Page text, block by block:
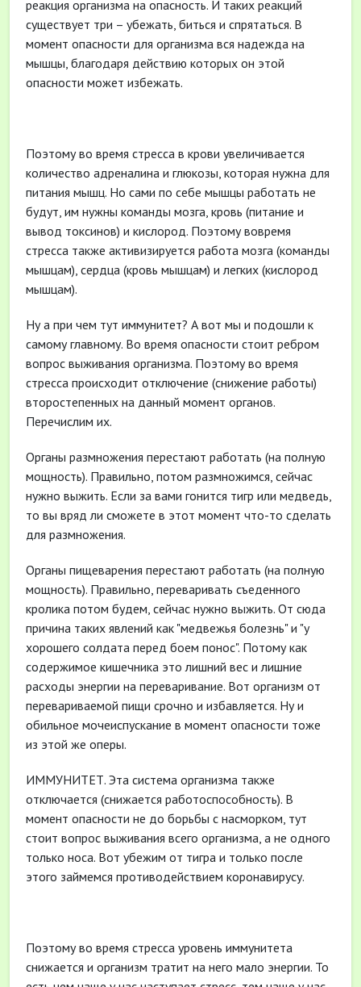
реакция организма на опасность. И таких реакций
существует три – убежать, биться и спрятаться. В
момент опасности для организма вся надежда на
мышцы, благодаря действию которых он этой
опасности может избежать.
Поэтому во время стресса в крови увеличивается
количество адреналина и глюкозы, которая нужна для
питания мышц. Но сами по себе мышцы работать не
будут, им нужны команды мозга, кровь (питание и
вывод токсинов) и кислород. Поэтому вовремя
стресса также активизируется работа мозга (команды
мышцам), сердца (кровь мышцам) и легких (кислород
мышцам).
Ну а при чем тут иммунитет? А вот мы и подошли к
самому главному. Во время опасности стоит ребром
вопрос выживания организма. Поэтому во время
стресса происходит отключение (снижение работы)
второстепенных на данный момент органов.
Перечислим их.
Органы размножения перестают работать (на полную
мощность). Правильно, потом размножимся, сейчас
нужно выжить. Если за вами гонится тигр или медведь,
то вы вряд ли сможете в этот момент что-то сделать
для размножения.
Органы пищеварения перестают работать (на полную
мощность). Правильно, переваривать съеденного
кролика потом будем, сейчас нужно выжить. От сюда
причина таких явлений как "медвежья болезнь" и "у
хорошего солдата перед боем понос". Потому как
содержимое кишечника это лишний вес и лишние
расходы энергии на переваривание. Вот организм от
перевариваемой пищи срочно и избавляется. Ну и
обильное мочеиспускание в момент опасности тоже
из этой же оперы.
ИММУНИТЕТ. Эта система организма также
отключается (снижается работоспособность). В
момент опасности не до борьбы с насморком, тут
стоит вопрос выживания всего организма, а не одного
только носа. Вот убежим от тигра и только после
этого займемся противодействием коронавирусу.
Поэтому во время стресса уровень иммунитета
снижается и организм тратит на него мало энергии. То